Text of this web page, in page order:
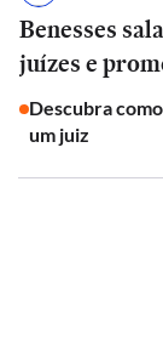
Benesses
juízes e
Descubra
um juiz